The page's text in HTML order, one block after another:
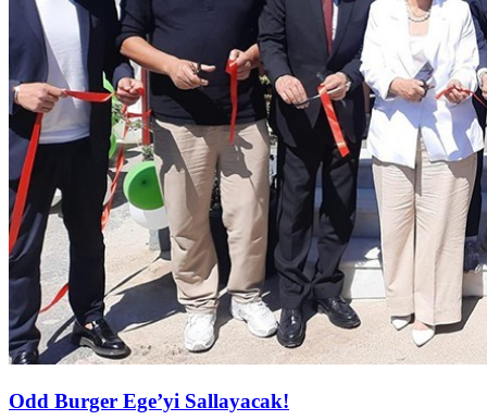
Odd Burger Ege’yi Sallayacak!